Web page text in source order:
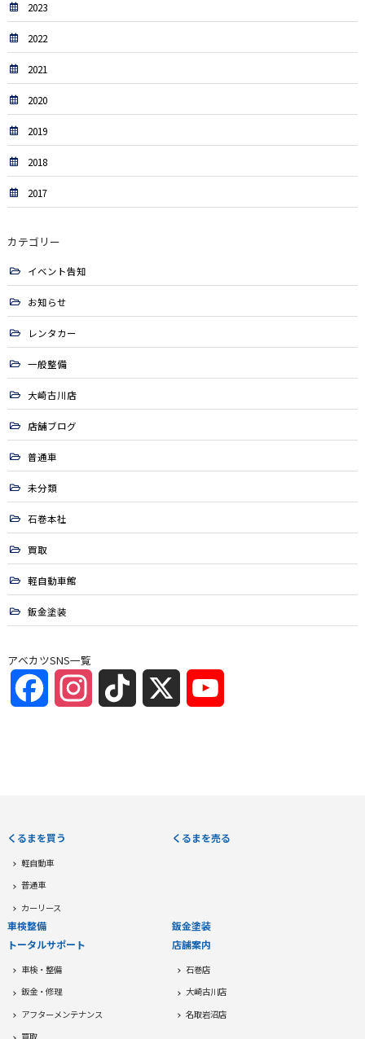
2023
2022
2021
2020
2019
2018
2017
カテゴリー
イベント告知
お知らせ
レンタカー
一般整備
大崎古川店
店舗ブログ
普通車
未分類
石巻本社
買取
軽自動車館
鈑金塗装
アベカツSNS一覧
FacebookInstagramTikTok
くるまを買う
軽自動車
普通車
カーリース
くるまを売る
車検整備
鈑金塗装
トータルサポート
車検・整備
鈑金・修理
アフターメンテナンス
買取
店舗案内
石巻店
大崎古川店
名取岩沼店